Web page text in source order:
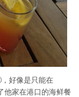
好像是只能在
他家在港口的海鲜餐